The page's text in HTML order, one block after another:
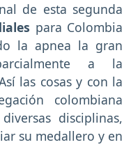
de esta segunda
para Colombia
la apnea la gran
a la
las cosas y con la
colombiana
disciplinas,
su medallero y en